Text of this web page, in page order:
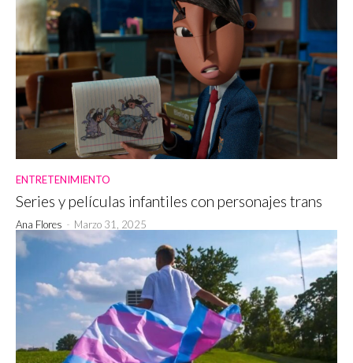
ENTRETENIMIENTO
Series y películas infantiles con personajes trans
Ana Flores - Marzo 31, 2025